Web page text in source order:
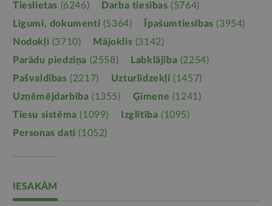
Tieslietas (6246) Darba tiesības (5764)
Līgumi, dokumenti (5364) Īpašumtiesības (3954)
Nodokļi (3710) Mājoklis (3142)
Parādu piedziņa (2558) Labklājība (2254)
Pašvaldības (2217) Uzturlīdzekļi (1457)
Uzņēmējdarbība (1355) Ģimene (1241)
Tiesu sistēma (1099) Izglītība (1095)
Personas dati (1052)
IESAKĀM